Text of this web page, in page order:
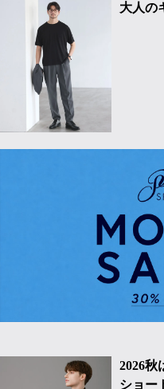
大人の
2026秋
ショー